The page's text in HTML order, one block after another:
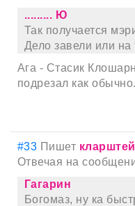
......... Ю
Так получается
Дело завели или на
Ага - Стасик
подрезал как
#33 Пишет
Отвечая на
Гагарин
Богомаз, ну ка